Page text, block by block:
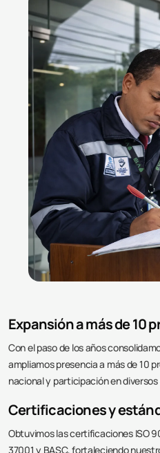
Expansión a más de 10
Con el paso de los años
ampliamos presencia a más de 10
nacional y participación en
Certificaciones y
Obtuvimos las certificaciones ISO
37001 y BASC, fortaleciendo